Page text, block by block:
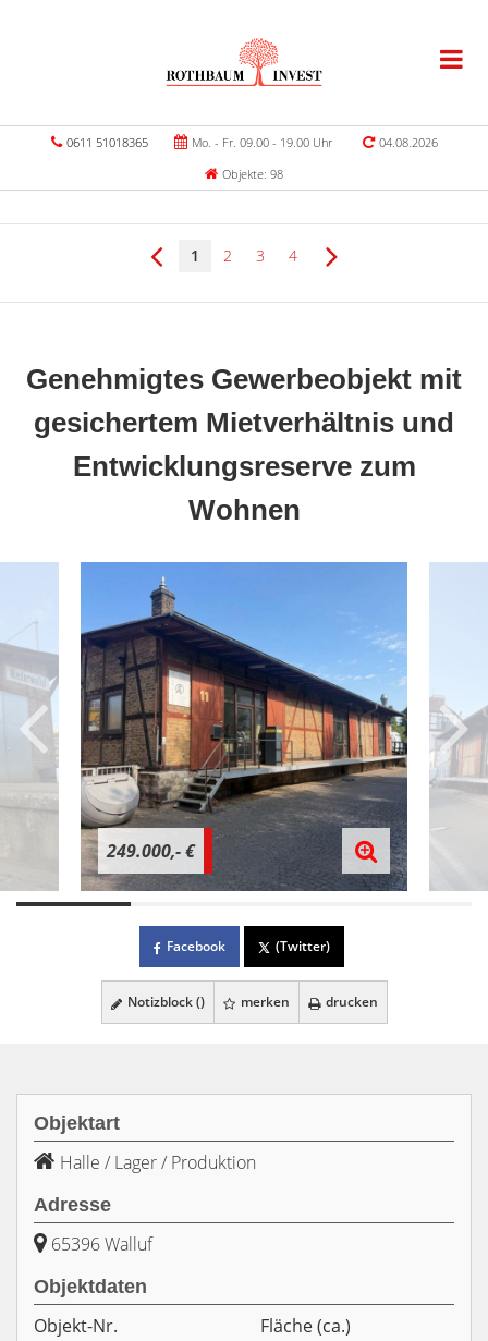
0611 51018365 Mo. - Fr. 09.00 - 19.00 Uhr
04.08.2026
Objekte: 98
1 2 3 4
Genehmigtes Gewerbeobjekt mit
gesichertem Mietverhältnis und
Entwicklungsreserve zum
Wohnen
249.000,- €
Facebook (Twitter)
Notizblock () merken drucken
Objektart
Halle / Lager / Produktion
Adresse
65396 Walluf
Objektdaten
Objekt-Nr.
Fläche(ca.)